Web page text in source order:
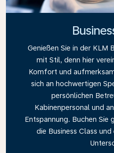
Genießen Sie in der KLM
mit Stil, denn hier
Komfort und
sich an hochwertigen
persönlichen
Kabinenpersonal und
Entspannung. Buchen
die Business Class